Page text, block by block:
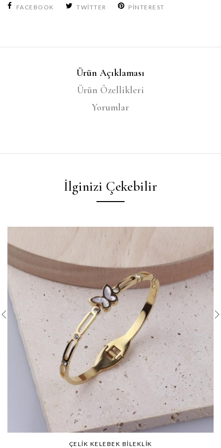
FACEBOOK TWITTER PINTEREST
Ürün Açıklaması
Ürün Özellikleri
Yorumlar
İlginizi Çekebilir
ÇELIK KELEBEK BILEKLIK